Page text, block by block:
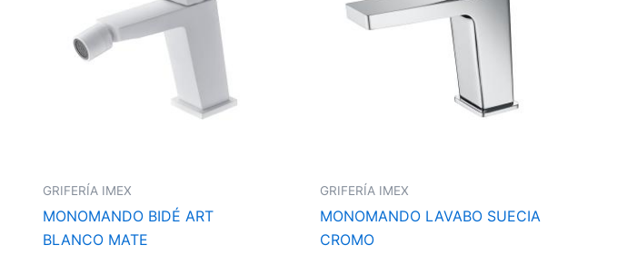
GRIFERÍA IMEX
MONOMANDO BIDÉ ART
BLANCO MATE
GRIFERÍA IMEX
MONOMANDO LAVABO SUECIA
CROMO